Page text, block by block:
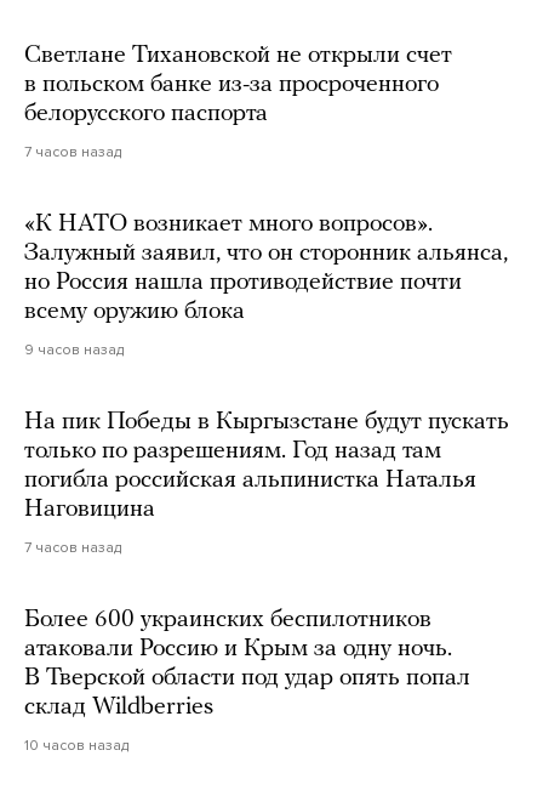
Светлане Тихановской не открыли счет
в польском банке из-за просроченного
белорусского паспорта
7 часов назад
«К НАТО возникает много вопросов».
Залужный заявил, что он сторонник альянса,
но Россия нашла противодействие почти
всему оружию блока
9 часов назад
На пик Победы в Кыргызстане будут пускать
только по разрешениям. Год назад там
погибла российская альпинистка Наталья
Наговицина
7 часов назад
Более 600 украинских беспилотников
атаковали Россию и Крым за одну ночь.
В Тверской области под удар опять попал
склад Wildberries
10 часов назад